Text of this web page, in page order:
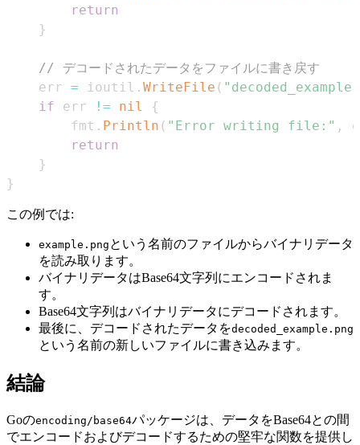
return
}
// デコードされたデータをファイルに書き戻す
    err
= ioutil . WriteFile (
if err != nil
{
        fmt
. Println ( "Error writing file:" ,
return
}
}
この例では:
example.png という名前のファイルからバイナリデータ
を読み取ります。
バイナリデータはBase64文字列にエンコードされま
す。
Base64文字列はバイナリデータにデコードされます。
最後に、デコードされたデータをdecoded_example.png
という名前の新しいファイルに書き込みます。
結論
Goのencoding/base64パッケージは、データをBase64との間
でエンコードおよびデコードするための堅牢な関数を提供し